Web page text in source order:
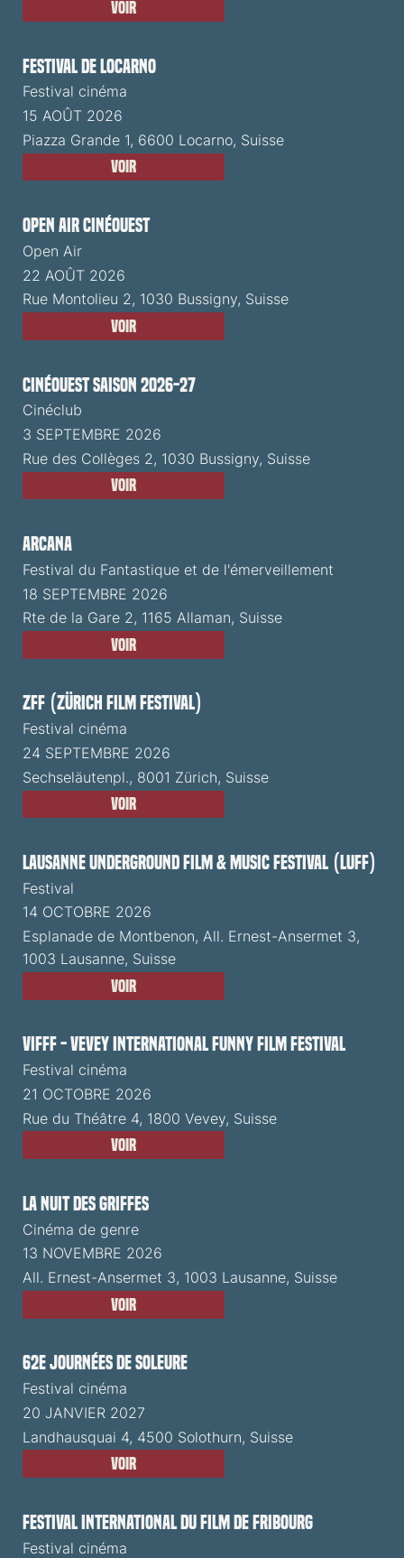
Voir
Festival de Locarno
Festival cinéma
15 AOÛT 2026
Piazza Grande 1, 6600 Locarno, Suisse
Voir
Open Air CinéOuest
Open Air
22 AOÛT 2026
Rue Montolieu 2, 1030 Bussigny, Suisse
Voir
CinéOuest Saison 2026-27
Cinéclub
3 SEPTEMBRE 2026
Rue des Collèges 2, 1030 Bussigny, Suisse
Voir
ARCANA
Festival du Fantastique et de l'émerveillement
18 SEPTEMBRE 2026
Rte de la Gare 2, 1165 Allaman, Suisse
Voir
ZFF (Zürich Film Festival)
Festival cinéma
24 SEPTEMBRE 2026
Sechseläutenpl., 8001 Zürich, Suisse
Voir
Lausanne Underground Film & Music Festival (LUFF)
Festival
14 OCTOBRE 2026
Esplanade de Montbenon, All. Ernest-Ansermet 3,
1003 Lausanne, Suisse
Voir
VIFFF - Vevey International Funny Film Festival
Festival cinéma
21 OCTOBRE 2026
Rue du Théâtre 4, 1800 Vevey, Suisse
Voir
La Nuit des Griffes
Cinéma de genre
13 NOVEMBRE 2026
All. Ernest-Ansermet 3, 1003 Lausanne, Suisse
Voir
62e Journées de Soleure
Festival cinéma
20 JANVIER 2027
Landhausquai 4, 4500 Solothurn, Suisse
Voir
Festival International du Film de Fribourg
Festival cinéma